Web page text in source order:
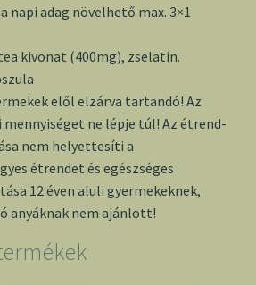
napi adag növelhető max. 3×1
kivonat (400mg), zselatin.
elől elzárva tartandó! Az
ne lépje túl! Az étrend-
nem helyettesíti a
étrendet és egészséges
12 éven aluli gyermekeknek,
anyáknak nem ajánlott!